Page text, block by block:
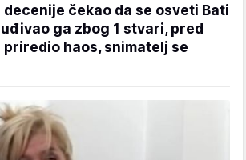
decenije čekao da se osveti Bati
ga zbog 1 stvari, pred
priredio haos, snimatelj se